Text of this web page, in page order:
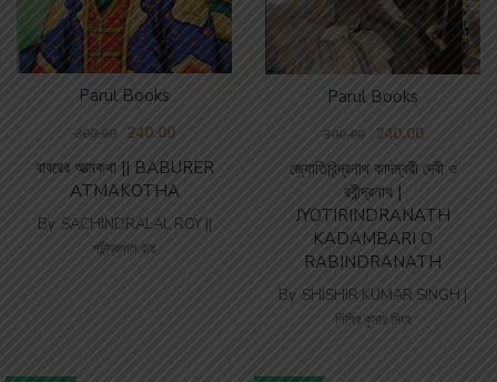
বাবরের আত্মকথা || BABURER
ATMAKOTHA
Parul Books
300.00 240.00
By SACHINDRALAL ROY ||
শচীন্দ্রলাল রায়
জ্যোতিরিন্দ্রনাথ কাদম্বরী দেবী ও
রবীন্দ্রনাথ |
JYOTIRINDRANATH
KADAMBARI O
RABINDRANATH
Parul Books
300.00 240.00
By SHISHIR KUMAR SINGH |
শিশির কুমার সিংহ